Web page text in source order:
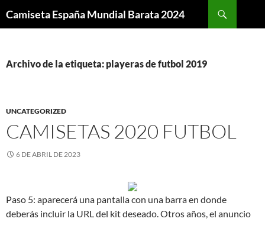
Camiseta España Mundial Barata 2024
Archivo de la etiqueta: playeras de futbol 2019
UNCATEGORIZED
CAMISETAS 2020 FUTBOL
6 DE ABRIL DE 2023
Paso 5: aparecerá una pantalla con una barra en donde
deberás incluir la URL del kit deseado. Otros años, el anuncio